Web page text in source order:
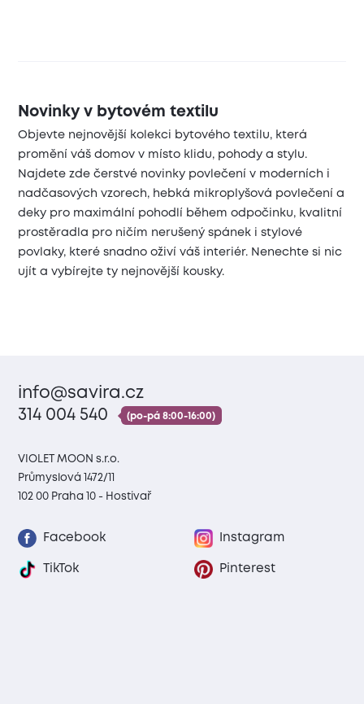
Novinky v bytovém textilu
Objevte nejnovější kolekci bytového textilu, která
promění váš domov v místo klidu, pohody a stylu.
Najdete zde čerstvé novinky povlečení v moderních i
nadčasových vzorech, hebká mikroplyšová povlečení a
deky pro maximální pohodlí během odpočinku, kvalitní
prostěradla pro ničím nerušený spánek i stylové
povlaky, které snadno oživí váš interiér. Nenechte si nic
ujít a vybírejte ty nejnovější kousky.
info@savira.cz
314 004 540
(po-pá 8:00-16:00)
VIOLET MOON s.r.o.
Průmyslová 1472/11
102 00 Praha 10 - Hostivař
Facebook Instagram
TikTok Pinterest